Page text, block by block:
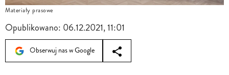
Materiały prasowe
Opublikowano: 06.12.2021, 11:01
Obserwuj nas w Google